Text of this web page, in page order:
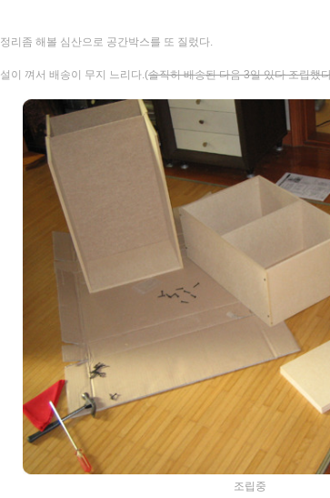
정리좀 해볼 심산으로 공간박스를 또 질렀다.
설이 껴서 배송이 무지 느리다.(솔직히 배송된 다음 3일 있다 조립했
조립중